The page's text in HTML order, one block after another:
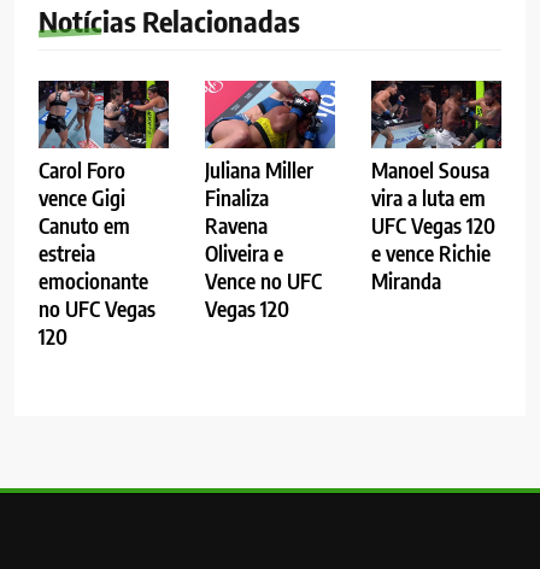
Notícias Relacionadas
Carol Foro
vence Gigi
Canuto em
estreia
emocionante
no UFC Vegas
120
Juliana Miller
Finaliza
Ravena
Oliveira e
Vence no UFC
Vegas 120
Manoel Sousa
vira a luta em
UFC Vegas 120
e vence Richie
Miranda